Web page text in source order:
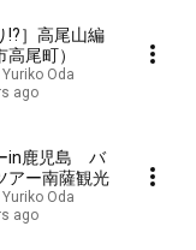
!?］高尾山編
高尾町）
Oda
ago
in鹿児島 バ
アー南薩観光
Oda
ago